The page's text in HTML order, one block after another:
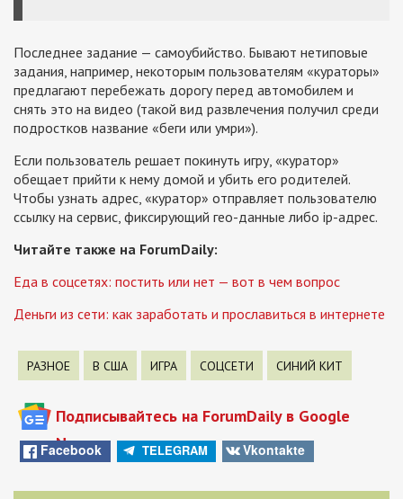
Последнее задание — самоубийство. Бывают нетиповые
задания, например, некоторым пользователям «кураторы»
предлагают перебежать дорогу перед автомобилем и
снять это на видео (такой вид развлечения получил среди
подростков название «беги или умри»).
Если пользователь решает покинуть игру, «куратор»
обещает прийти к нему домой и убить его родителей.
Чтобы узнать адрес, «куратор» отправляет пользователю
ссылку на сервис, фиксирующий гео-данные либо ip-адрес.
Читайте также на ForumDaily:
Еда в соцсетях: постить или нет — вот в чем вопрос
Деньги из сети: как заработать и прославиться в интернете
РАЗНОЕ В США ИГРА СОЦСЕТИ СИНИЙ КИТ
Подписывайтесь на ForumDaily в Google
News
Facebook TELEGRAM Vkontakte